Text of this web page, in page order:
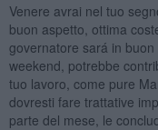
Venere avrai nel tuo
buon aspetto, ottima
governatore sará in buon
weekend, potrebbe
tuo lavoro, come pure
dovresti fare trattative
parte del mese, le